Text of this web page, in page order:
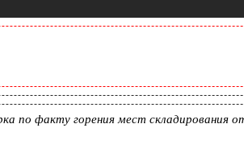
по факту горения мест складирования